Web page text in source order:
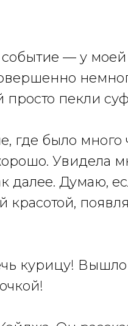
— у
пекли
где было много
Увидела
далее. Думаю,
красотой,
курицу!